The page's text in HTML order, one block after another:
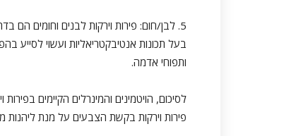
5. לבן/חום: פירות וירקות לבנים וחומים הם
בעל תכונות אנטיבקטריאליות ועשוי לסייע
ותפוחי אדמה.
לסיכום, הויטמינים והמינרלים הקיימים
פירות וירקות בקשת הצבעים על מנת ליהנות